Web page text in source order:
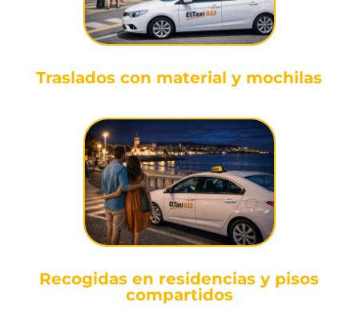
Traslados con material y mochilas
Recogidas en residencias y pisos
compartidos